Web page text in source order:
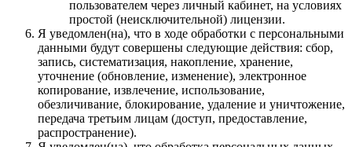
пользователем через личный кабинет, на условиях
простой (неисключительной) лицензии.
Я уведомлен(на), что в ходе обработки с персональными
данными будут совершены следующие действия: сбор,
запись, систематизация, накопление, хранение,
уточнение (обновление, изменение), электронное
копирование, извлечение, использование,
обезличивание, блокирование, удаление и уничтожение,
передача третьим лицам (доступ, предоставление,
распространение).